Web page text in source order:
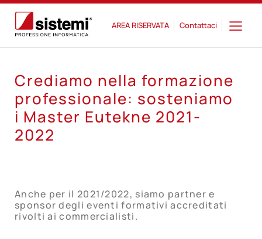
AREA RISERVATA Contattaci
Crediamo nella formazione
professionale: sosteniamo
i Master Eutekne 2021-
2022
Anche per il 2021/2022, siamo partner e
sponsor degli eventi formativi accreditati
rivolti ai commercialisti.